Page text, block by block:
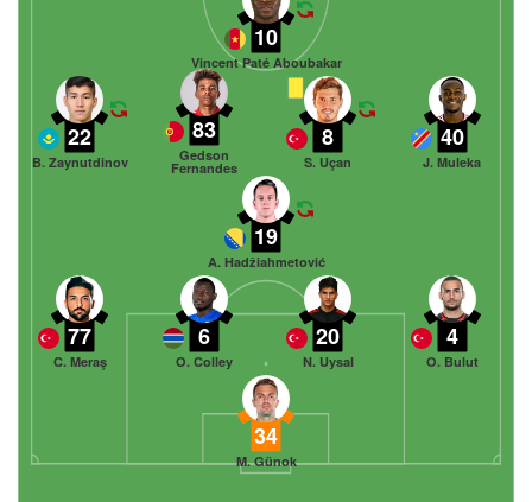
34
M. Günok
77
C. Meraş
6
O. Colley
20
N. Uysal
4
O. Bulut
19
A. Hadžiahmetović
22
B. Zaynutdinov
83
Gedson
Fernandes
8
S. Uçan
40
J. Muleka
10
Vincent Paté Aboubakar